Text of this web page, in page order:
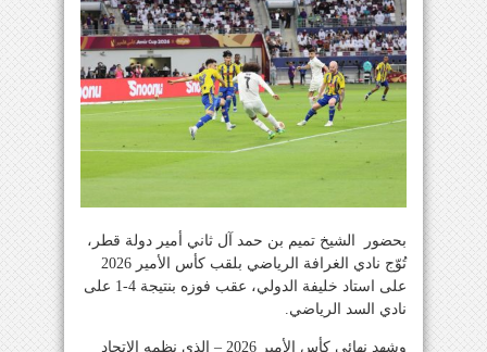
بحضور الشيخ تميم بن حمد آل ثاني أمير دولة قطر،
تُوّج نادي الغرافة الرياضي بلقب كأس الأمير 2026
على استاد خليفة الدولي، عقب فوزه بنتيجة 4-1 على
نادي السد الرياضي.
وشهد نهائي كأس الأمير 2026 – الذي نظمه الاتحاد